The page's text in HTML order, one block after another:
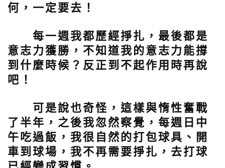
何，一定要去！
每一週我都歷經掙扎，最後都是
意志力獲勝，不知道我的意志力能撐
到什麼時候？反正到不起作用時再說
吧！
可是說也奇怪，這樣與惰性奮戰
了半年，之後我忽然察覺，每週日中
午吃過飯，我很自然的打包球具、開
車到球場，我不再需要掙扎，去打球